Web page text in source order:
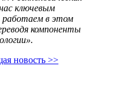
ключевым
работаем в этом
компоненты
новость >>